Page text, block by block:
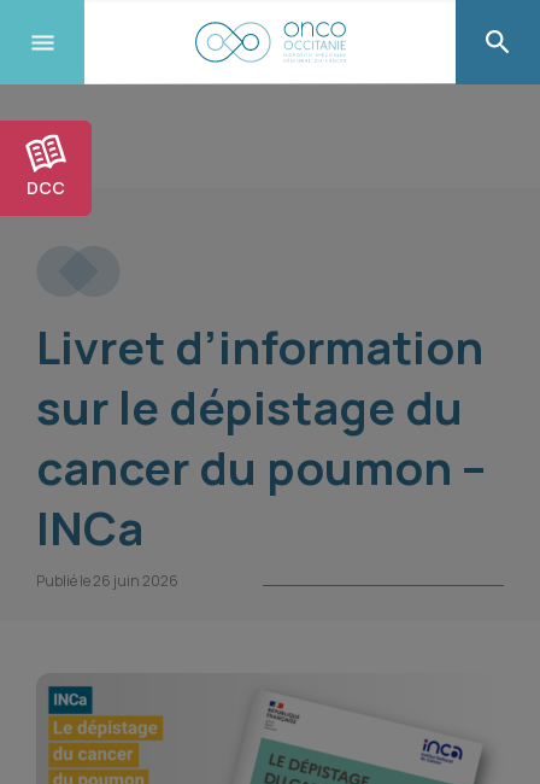
DCC
Livret d’information
sur le dépistage du
cancer du poumon –
INCa
Publié le 26 juin 2026